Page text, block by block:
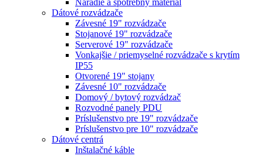
Náradie a spotrebný materiál
Dátové rozvádzače
Závesné 19" rozvádzače
Stojanové 19" rozvádzače
Serverové 19" rozvádzače
Vonkajšie / priemyselné rozvádzače s krytím
IP55
Otvorené 19" stojany
Závesné 10" rozvádzače
Domový / bytový rozvádzač
Rozvodné panely PDU
Príslušenstvo pre 19" rozvádzače
Príslušenstvo pre 10" rozvádzače
Dátové centrá
Inštalačné káble